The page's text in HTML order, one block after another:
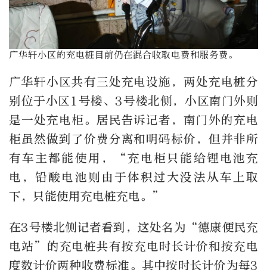
广华轩小区的充电桩目前仍在混合收取电费和服务费。
广华轩小区共有三处充电设施，两处充电桩分
别位于小区1号楼、3号楼北侧，小区南门外则
是一处充电柜。居民告诉记者，南门外的充电
柜虽然做到了价费分离和明码标价，但并非所
有车主都能使用，“充电柜只能给锂电池充
电，铅酸电池则由于体积过大没法从车上取
下，只能使用充电桩充电。”
在3号楼北侧记者看到，这处名为“德康便民充
电站”的充电桩共有按充电时长计价和按充电
度数计价两种收费标准。其中按时长计价为每3